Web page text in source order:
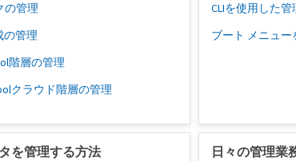
の管理
の管理
階層の管理
クラウド階層の管理
CLIを使用した管
ブート メニュ
を管理する方法 日々の管理業